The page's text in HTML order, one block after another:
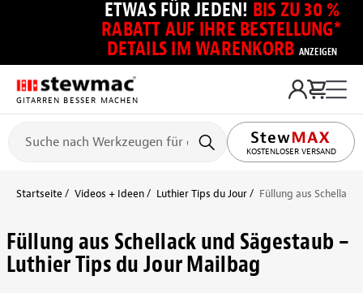
ETWAS FÜR JEDEN! BIS ZU 30 %
RABATT AUF IHRE BESTELLUNG*
DETAILS IM WARENKORB ANZEIGEN
GITARREN BESSER MACHEN
KOSTENLOSER VERSAND
Startseite Videos + Ideen Luthier Tips du Jour Füllung aus
Füllung aus Schellack und Sägestaub –
Luthier Tips du Jour Mailbag